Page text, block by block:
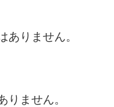
ありません。
りません。